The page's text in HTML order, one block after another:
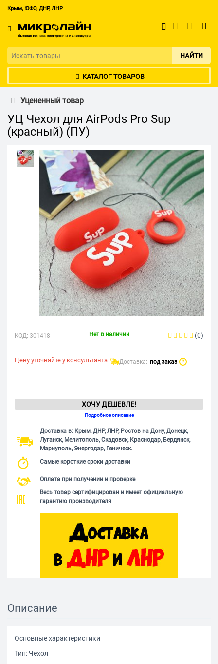
Крым, ЮФО, ДНР, ЛНР
НАЙТИ
КАТАЛОГ ТОВАРОВ
Уцененный товар
УЦ Чехол для AirPods Pro Sup
(красный) (ПУ)
КОД: 301418 Нет в наличии (0)
Цену уточняйте у консультанта Доставка: под заказ ?
ХОЧУ ДЕШЕВЛЕ!
Подробное описание
Доставка в: Крым, ДНР, ЛНР, Ростов на Дону, Донецк,
Луганск, Мелитополь, Скадовск, Краснодар, Бердянск,
Мариуполь, Энергодар, Геническ.
Самые короткие сроки доставки
Оплата при получении и проверке
Весь товар сертифицирован и имеет официальную
гарантию производителя
Описание
Основные характеристики
Тип: Чехол